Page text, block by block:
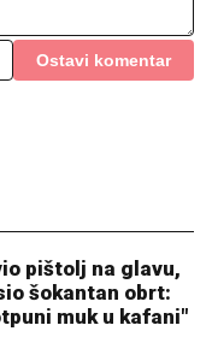
Dunava
U DUNAV I